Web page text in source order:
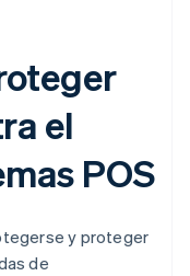
el
POS
y proteger
de